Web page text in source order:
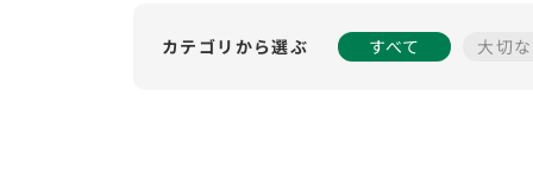
カテゴリから選ぶ すべて 大切